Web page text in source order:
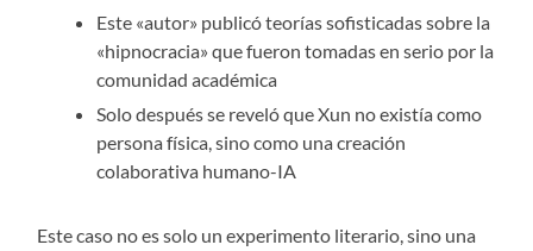
Este «autor» publicó teorías sofisticadas sobre la
«hipnocracia» que fueron tomadas en serio por la
comunidad académica
Solo después se reveló que Xun no existía como
persona física, sino como una creación
colaborativa humano-IA
Este caso no es solo un experimento literario, sino una